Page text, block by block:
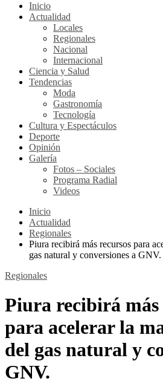
Inicio
Actualidad
Locales
Regionales
Nacional
Internacional
Ciencia y Salud
Tendencias
Moda
Gastronomía
Tecnología
Cultura y Espectáculos
Deporte
Opinión
Galería
Fotos – Sociales
Programa Radial
Videos
Inicio
Actualidad
Regionales
Piura recibirá más recursos para
gas natural y conversiones a GNV.
Regionales
Piura recibirá más
para acelerar la
del gas natural y
GNV.